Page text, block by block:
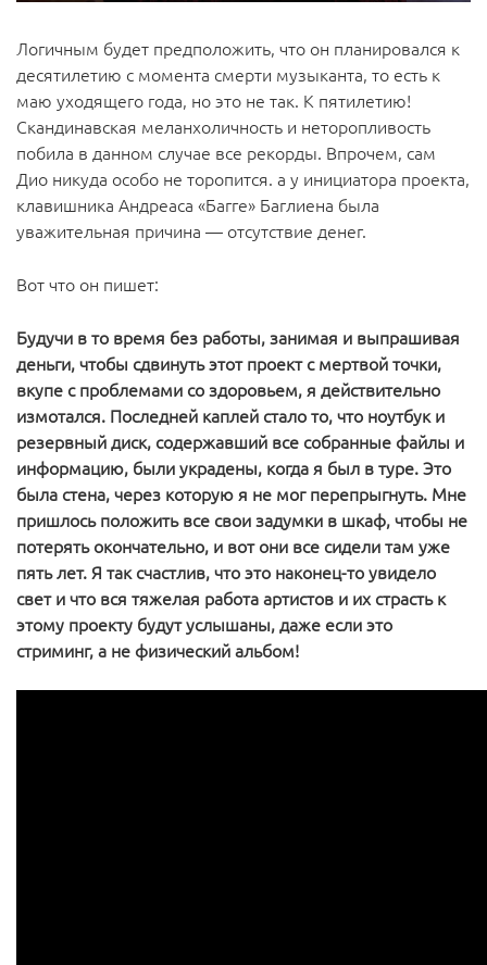
Логичным будет предположить, что он планировался к
десятилетию с момента смерти музыканта, то есть к
маю уходящего года, но это не так. К пятилетию!
Скандинавская меланхоличность и неторопливость
побила в данном случае все рекорды. Впрочем, сам
Дио никуда особо не торопится. а у инициатора проекта,
клавишника Андреаса «Багге» Баглиена была
уважительная причина — отсутствие денег.
Вот что он пишет:
Будучи в то время без работы, занимая и выпрашивая
деньги, чтобы сдвинуть этот проект с мертвой точки,
вкупе с проблемами со здоровьем, я действительно
измотался. Последней каплей стало то, что ноутбук и
резервный диск, содержавший все собранные файлы и
информацию, были украдены, когда я был в туре. Это
была стена, через которую я не мог перепрыгнуть. Мне
пришлось положить все свои задумки в шкаф, чтобы не
потерять окончательно, и вот они все сидели там уже
пять лет. Я так счастлив, что это наконец-то увидело
свет и что вся тяжелая работа артистов и их страсть к
этому проекту будут услышаны, даже если это
стриминг, а не физический альбом!